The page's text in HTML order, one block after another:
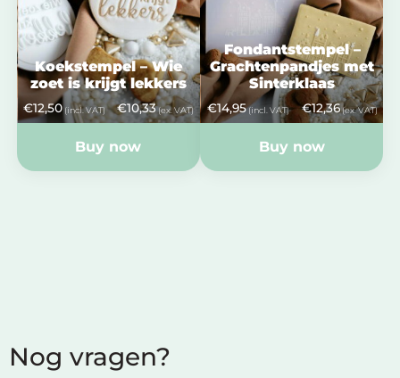
Koekstempel – Wie
zoet is krijgt lekkers
€12,50 (incl. VAT) €10,33(ex. VAT)
Buy now
Fondantstempel –
Grachtenpandjes met
Sinterklaas
€14,95(incl. VAT) €12,36(ex. VAT)
Buy now
Nog vragen?